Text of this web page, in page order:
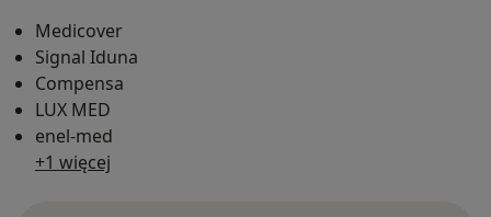
Medicover
Signal Iduna
Compensa
LUX MED
enel-med
+1 więcej